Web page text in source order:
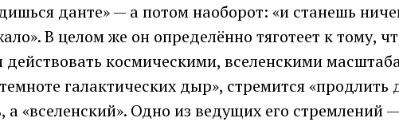
данте» — а потом наоборот: «и станешь
В целом же он определённо тяготеет к тому,
действовать космическими, вселенскими
галактических дыр», стремится «продлить
а «вселенский». Одно из ведущих его стремлений —